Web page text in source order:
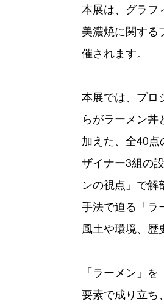
本展は、グラフ
美濃焼に関する
催されます。
本展では、プロ
らがラーメン
加えた、全40
ザイナー3組の
ンの視点」で解
手法で迫る「ラ
風土や環境、歴
「ラーメン」
要素で成り立ち